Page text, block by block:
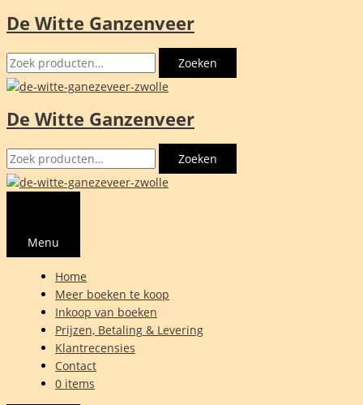
Ga
de
inhoud
De Witte Ganzenveer
Zoeken
naar:
Zoeken
De Witte Ganzenveer
Zoeken
naar:
Zoeken
Menu
Home
Meer boeken te koop
Inkoop van boeken
Prijzen, Betaling & Levering
Klantrecensies
Contact
0 items